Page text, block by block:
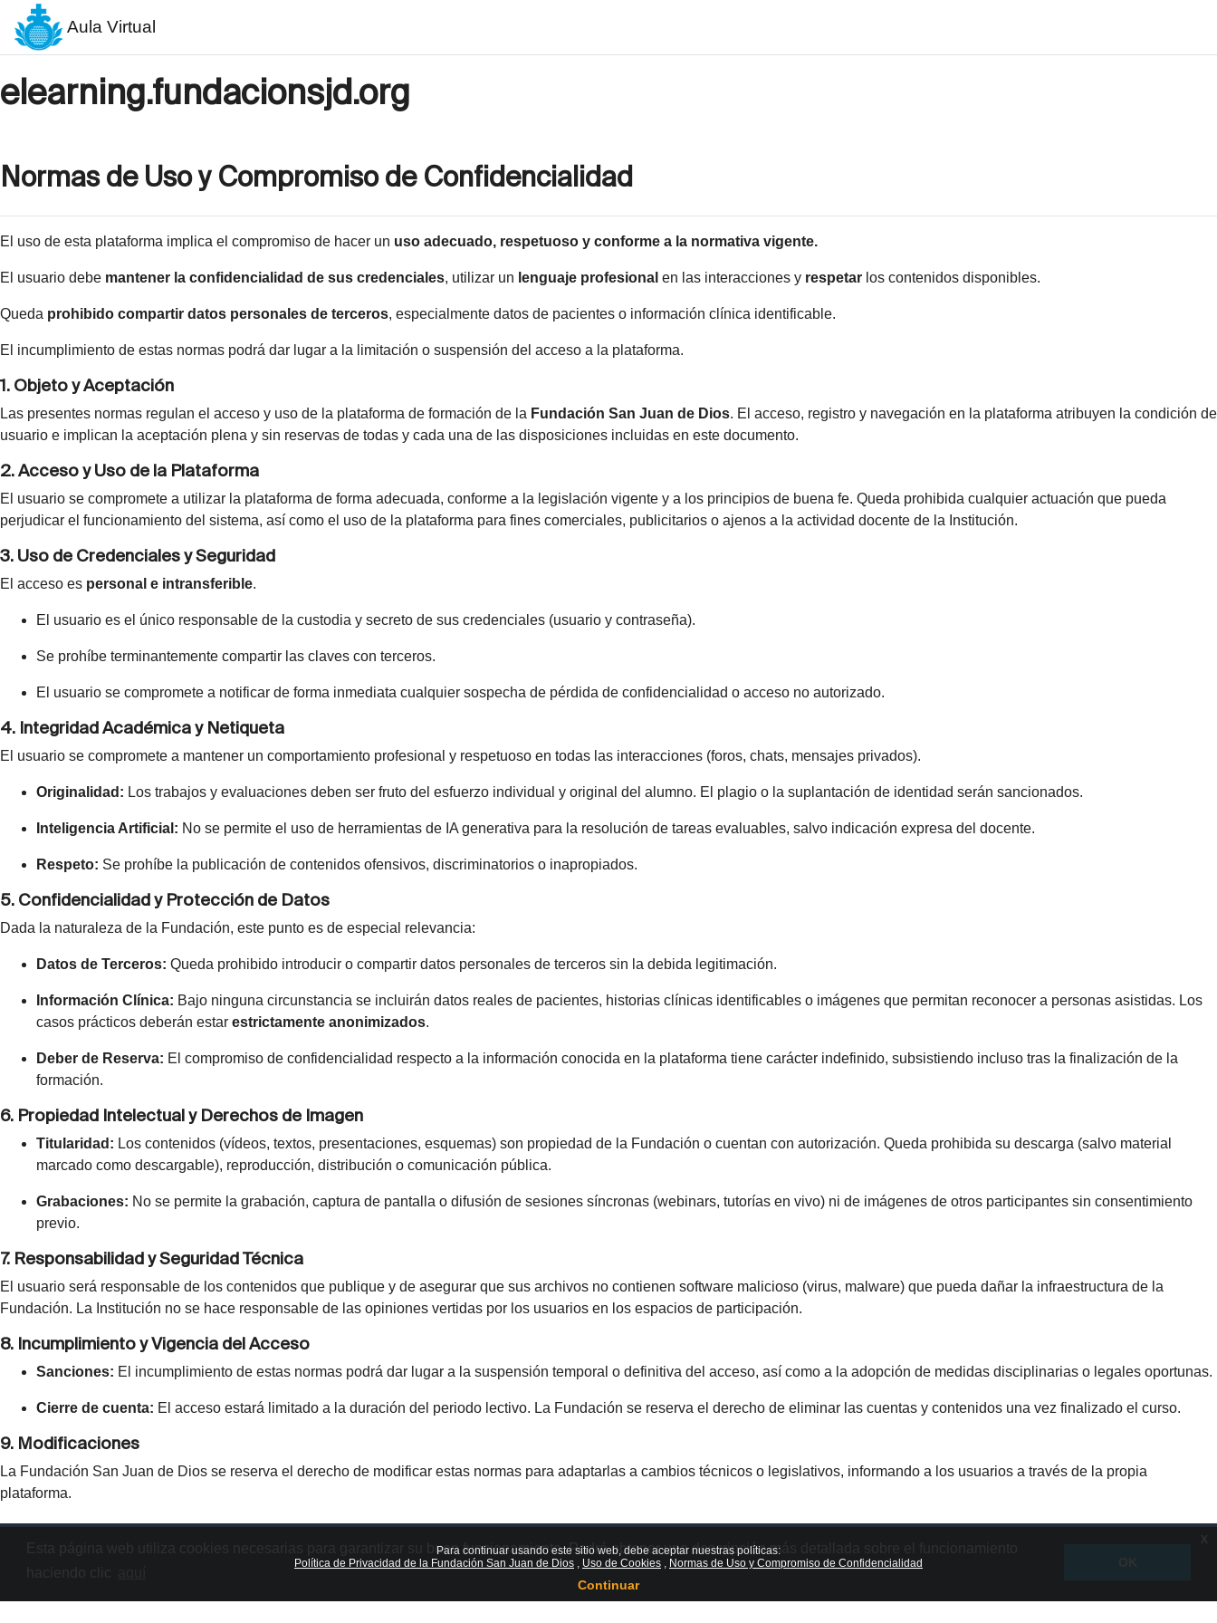
Esta página web utiliza cookies necesarias para garantizar su buen funcionamiento. Podrá obtener una descripción más detallada sobre el funcionamiento
Salta al contenido principal
Para continuar usando este sitio web, debe aceptar nuestras políticas:
Política de Privacidad de la Fundación San Juan de Dios
Uso de Cookies Normas de Uso y Compromiso de Confidencialidad
Continuar
x
Aula Virtual
elearning.fundacionsjd.org
Normas de Uso y Compromiso de Confidencialidad
El uso de esta plataforma implica el compromiso de hacer un uso adecuado, respetuoso y conforme a la normativa vigente.
El usuario debe mantener la confidencialidad de sus credenciales, utilizar un lenguaje profesional en las interacciones y respetar los contenidos disponibles.
Queda prohibido compartir datos personales de terceros, especialmente datos de pacientes o información clínica identificable.
El incumplimiento de estas normas podrá dar lugar a la limitación o suspensión del acceso a la plataforma.
1. Objeto y Aceptación
Las presentes normas regulan el acceso y uso de la plataforma de formación de la Fundación San Juan de Dios. El acceso, registro y navegación en la plataforma atribuyen la condición de
usuario e implican la aceptación plena y sin reservas de todas y cada una de las disposiciones incluidas en este documento.
2. Acceso y Uso de la Plataforma
El usuario se compromete a utilizar la plataforma de forma adecuada, conforme a la legislación vigente y a los principios de buena fe. Queda prohibida cualquier actuación que pueda
perjudicar el funcionamiento del sistema, así como el uso de la plataforma para fines comerciales, publicitarios o ajenos a la actividad docente de la Institución.
3. Uso de Credenciales y Seguridad
El acceso es personal e intransferible.
El usuario es el único responsable de la custodia y secreto de sus credenciales (usuario y contraseña).
Se prohíbe terminantemente compartir las claves con terceros.
El usuario se compromete a notificar de forma inmediata cualquier sospecha de pérdida de confidencialidad o acceso no autorizado.
4. Integridad Académica y Netiqueta
El usuario se compromete a mantener un comportamiento profesional y respetuoso en todas las interacciones (foros, chats, mensajes privados).
Originalidad: Los trabajos y evaluaciones deben ser fruto del esfuerzo individual y original del alumno. El plagio o la suplantación de identidad serán sancionados.
Inteligencia Artificial: No se permite el uso de herramientas de IA generativa para la resolución de tareas evaluables, salvo indicación expresa del docente.
Respeto: Se prohíbe la publicación de contenidos ofensivos, discriminatorios o inapropiados.
5. Confidencialidad y Protección de Datos
Dada la naturaleza de la Fundación, este punto es de especial relevancia:
Datos de Terceros: Queda prohibido introducir o compartir datos personales de terceros sin la debida legitimación.
Información Clínica: Bajo ninguna circunstancia se incluirán datos reales de pacientes, historias clínicas identificables o imágenes que permitan reconocer a personas asistidas. Los
casos prácticos deberán estar estrictamente anonimizados.
Deber de Reserva: El compromiso de confidencialidad respecto a la información conocida en la plataforma tiene carácter indefinido, subsistiendo incluso tras la finalización de la
formación.
6. Propiedad Intelectual y Derechos de Imagen
Titularidad: Los contenidos (vídeos, textos, presentaciones, esquemas) son propiedad de la Fundación o cuentan con autorización. Queda prohibida su descarga (salvo material
marcado como descargable), reproducción, distribución o comunicación pública.
Grabaciones: No se permite la grabación, captura de pantalla o difusión de sesiones síncronas (webinars, tutorías en vivo) ni de imágenes de otros participantes sin consentimiento
previo.
7. Responsabilidad y Seguridad Técnica
El usuario será responsable de los contenidos que publique y de asegurar que sus archivos no contienen software malicioso (virus, malware) que pueda dañar la infraestructura de la
Fundación. La Institución no se hace responsable de las opiniones vertidas por los usuarios en los espacios de participación.
8. Incumplimiento y Vigencia del Acceso
Sanciones: El incumplimiento de estas normas podrá dar lugar a la suspensión temporal o definitiva del acceso, así como a la adopción de medidas disciplinarias o legales oportunas.
Cierre de cuenta: El acceso estará limitado a la duración del periodo lectivo. La Fundación se reserva el derecho de eliminar las cuentas y contenidos una vez finalizado el curso.
9. Modificaciones
La Fundación San Juan de Dios se reserva el derecho de modificar estas normas para adaptarlas a cambios técnicos o legislativos, informando a los usuarios a través de la propia
plataforma.